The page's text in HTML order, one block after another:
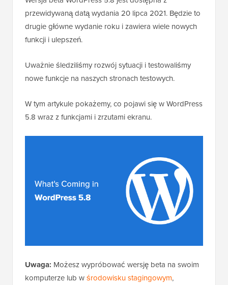
przewidywaną datą wydania 20 lipca 2021. Będzie to
drugie główne wydanie roku i zawiera wiele nowych
funkcji i ulepszeń.
Uważnie śledziliśmy rozwój sytuacji i testowaliśmy
nowe funkcje na naszych stronach testowych.
W tym artykule pokażemy, co pojawi się w WordPress
5.8 wraz z funkcjami i zrzutami ekranu.
Uwaga: Możesz wypróbować wersję beta na swoim
komputerze lub wśrodowisku stagingowym,